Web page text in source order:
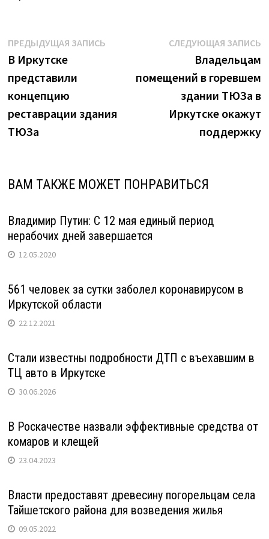
на
сайте
курсов
по
психологии"
Навигация
по
записям
ПРЕДЫДУЩАЯ ЗАПИСЬПредыдущая
В Иркутске
представили
концепцию
реставрации здания
ТЮЗа
СЛЕДУЮЩАЯ ЗАПИСЬ
Владельцам
помещений в горевшем
здании ТЮЗа в
Иркутске окажут
поддержку
ВАМ ТАКЖЕ МОЖЕТ ПОНРАВИТЬСЯ
Владимир Путин: С 12 мая единый период
нерабочих дней завершается
12.05.2020
561 человек за сутки заболел коронавирусом в
Иркутской области
22.12.2021
Стали известны подробности ДТП с въехавшим в
ТЦ авто в Иркутске
30.06.2026
В Роскачестве назвали эффективные средства от
комаров и клещей
23.04.2023
Власти предоставят древесину погорельцам села
Тайшетского района для возведения жилья
09.05.2022